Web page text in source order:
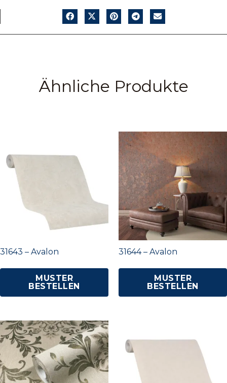
Ähnliche Produkte
31643 – Avalon
MUSTER
BESTELLEN
31644 – Avalon
MUSTER
BESTELLEN